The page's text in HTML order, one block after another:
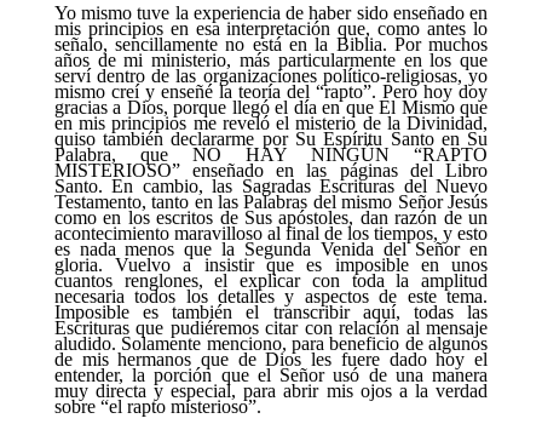
Yo mismo tuve la experiencia de haber sido enseñado en
mis principios en esa interpretación que, como antes lo
señalo, sencillamente no está en la Biblia. Por muchos
años de mi ministerio, más particularmente en los que
serví dentro de las organizaciones político-religiosas, yo
mismo creí y enseñé la teoría del “rapto”. Pero hoy doy
gracias a Dios, porque llegó el día en que El Mismo que
en mis principios me reveló el misterio de la Divinidad,
quiso también declararme por Su Espíritu Santo en Su
Palabra, que NO HAY NINGÚN “RAPTO
MISTERIOSO” enseñado en las páginas del Libro
Santo. En cambio, las Sagradas Escrituras del Nuevo
Testamento, tanto en las Palabras del mismo Señor Jesús
como en los escritos de Sus apóstoles, dan razón de un
acontecimiento maravilloso al final de los tiempos, y esto
es nada menos que la Segunda Venida del Señor en
gloria. Vuelvo a insistir que es imposible en unos
cuantos renglones, el explicar con toda la amplitud
necesaria todos los detalles y aspectos de este tema.
Imposible es también el transcribir aquí, todas las
Escrituras que pudiéremos citar con relación al mensaje
aludido. Solamente menciono, para beneficio de algunos
de mis hermanos que de Dios les fuere dado hoy el
entender, la porción que el Señor usó de una manera
muy directa y especial, para abrir mis ojos a la verdad
sobre “el rapto misterioso”.